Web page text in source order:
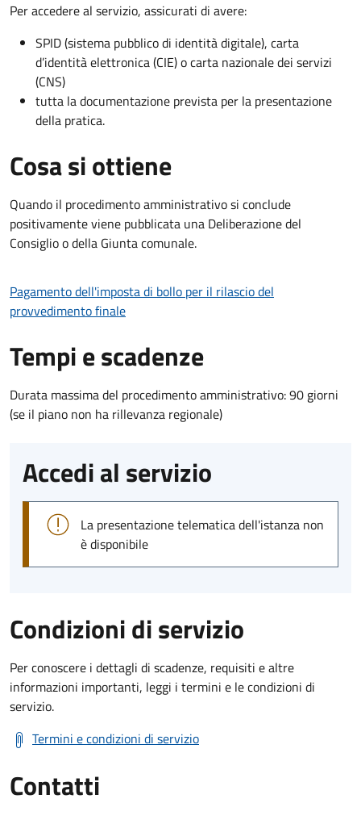
Per accedere al servizio, assicurati di avere:
SPID (sistema pubblico di identità digitale), carta
d’identità elettronica (CIE) o carta nazionale dei servizi
(CNS)
tutta la documentazione prevista per la presentazione
della pratica.
Cosa si ottiene
Quando il procedimento amministrativo si conclude
positivamente viene pubblicata una Deliberazione del
Consiglio o della Giunta comunale.
Pagamento dell'imposta di bollo per il rilascio del
provvedimento finale
Tempi e scadenze
Durata massima del procedimento amministrativo: 90 giorni
(se il piano non ha rillevanza regionale)
Accedi al servizio
La presentazione telematica dell'istanza non
è disponibile
Condizioni di servizio
Per conoscere i dettagli di scadenze, requisiti e altre
informazioni importanti, leggi i termini e le condizioni di
servizio.
Termini e condizioni di servizio
Contatti